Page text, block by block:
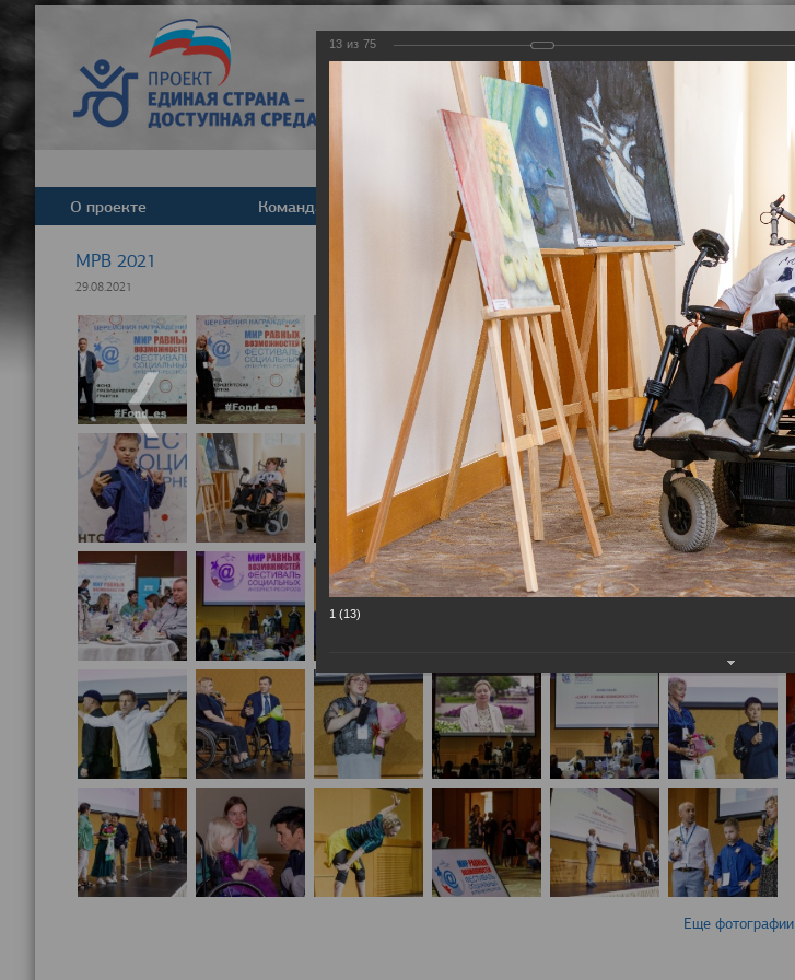
Версия для слабовидящих
О проекте Команда Новости Деятельность
МРВ 2021
29.08.2021
Еще фотографии
13 из 75
1 (13)